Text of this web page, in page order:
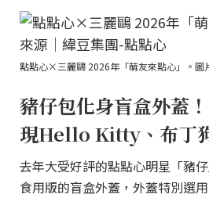
點點心×三麗鷗 2026年「萌友來點心」。圖
豬仔包化身盲盒外蓋
現Hello Kitty、布丁
去年大受好評的點點心明星「豬
食用版的盲盒外蓋，外蓋特別選